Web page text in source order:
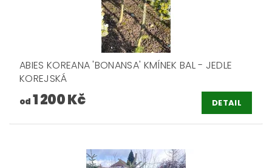
ABIES KOREANA 'BONANSA' KMÍNEK BAL - JEDLE
KOREJSKÁ
od 1 200 Kč DETAIL